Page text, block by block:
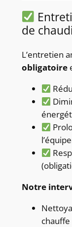
de
L’entretien
obligatoire
Notre
chauffe